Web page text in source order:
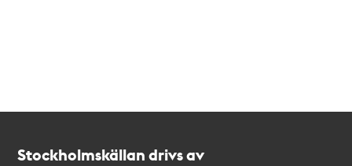
Stockholmskällan drivs av